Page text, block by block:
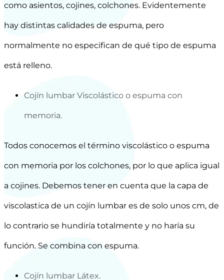
como asientos, cojines, colchones. Evidentemente
hay distintas calidades de espuma, pero
normalmente no especifican de qué tipo de espuma
está relleno.
Cojín lumbar Viscolástico o espuma con
memoria.
Todos conocemos el término viscolástico o espuma
con memoria por los colchones, por lo que aplica igual
a cojines. Debemos tener en cuenta que la capa de
viscolastica de un cojín lumbar es de solo unos cm, de
lo contrario se hundiría totalmente y no haría su
función. Se combina con espuma.
Cojín lumbar Látex.